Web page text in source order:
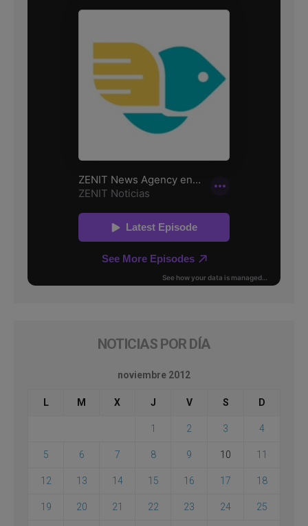
NOTICIAS POR DÍA
noviembre 2012
L M X J V S D
1 2 3 4
5 6 7 8 9 10 11
12 13 14 15 16 17 18
19 20 21 22 23 24 25